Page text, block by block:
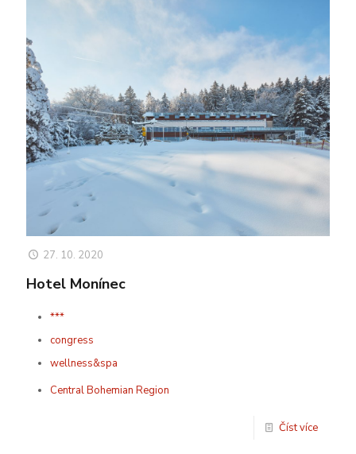
27. 10. 2020
Hotel Monínec
***
congress
wellness&spa
Central Bohemian Region
Číst více